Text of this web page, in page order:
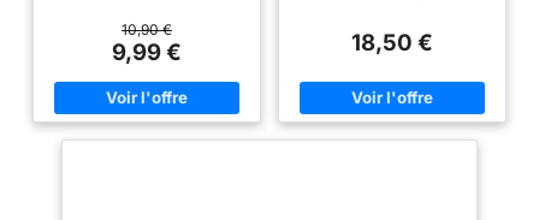
(NPK 3-2-5) pour une
croissance harmonieuse, une
floraison généreuse et un
feuillage éclatant. Idéal pour
toutes les cultures : plantes
d’intérieur, balcon, potager et
10,90 €
9,99 €
fruits. DOUBLE ACTION
« starter » pour stimuler la
croissance rapidement,
combiné à une nutrition longue
18,50 €